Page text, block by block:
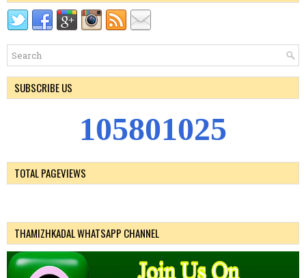
SUBSCRIBE US
105801025
TOTAL PAGEVIEWS
THAMIZHKADAL WHATSAPP CHANNEL